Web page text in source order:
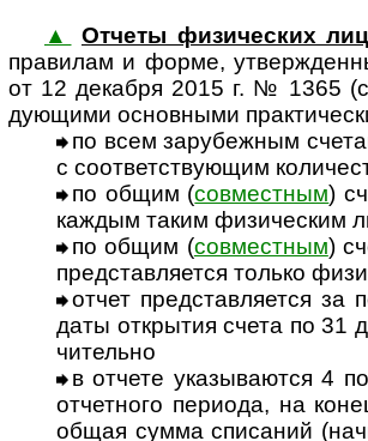
▲
Отчеты физических лиц
пра­ви­лам и форме,
от 12 дека­бря 2015 г. № 1365
дую­щими основ­ными
по всем зарубежным
с соот­вет­ст­вую­щим
по общим (совместным)
каж­дым таким физи­чес­ким
по общим (совместным)
пред­став­ляе­тся только
отчет представляется за
даты откры­тия счета по 31
чи­тельно
в отчете указываются 4
отчет­ного пери­ода, на
общая сумма спи­са­ний